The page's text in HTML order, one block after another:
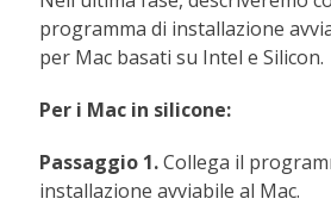
programma di installazione
per Mac basati su Intel e Silicon.
Per i Mac in silicone:
Passaggio 1.Collega il
installazione avviabile al Mac.